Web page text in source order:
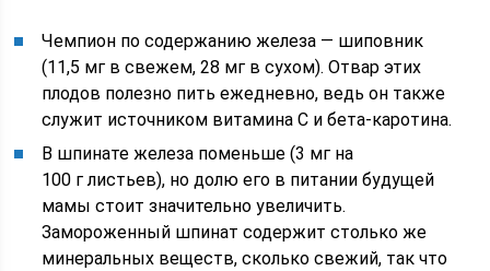
Чемпион по содержанию железа — шиповник
(11,5 мг в свежем, 28 мг в сухом). Отвар этих
плодов полезно пить ежедневно, ведь он также
служит источником витамина С и бета-каротина.
В шпинате железа поменьше (3 мг на
100 г листьев), но долю его в питании будущей
мамы стоит значительно увеличить.
Замороженный шпинат содержит столько же
минеральных веществ, сколько свежий, так что